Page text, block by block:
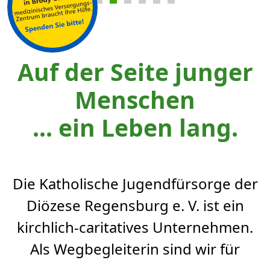
Focus slide 1
Focus slide 2
Focus slide 3
Focus slide 4
Focus slide 5
Focus slide 6
Auf der Seite junger
Menschen
... ​​​​​​​ein Leben lang.
Die Katholische Jugendfürsorge der
Diözese Regensburg e. V. ist ein
kirchlich-caritatives Unternehmen.
Als Wegbegleiterin sind wir für